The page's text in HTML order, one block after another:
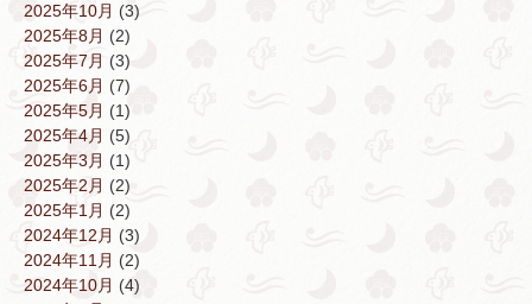
2025年10月 (3)
2025年8月 (2)
2025年7月 (3)
2025年6月 (7)
2025年5月 (1)
2025年4月 (5)
2025年3月 (1)
2025年2月 (2)
2025年1月 (2)
2024年12月 (3)
2024年11月 (2)
2024年10月 (4)